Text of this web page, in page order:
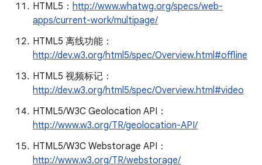
HTML5： http://www.whatwg.org/specs/web-
apps/current-work/multipage/
HTML5 离线功能：
http://dev.w3.org/html5/spec/Overview.html#offline
HTML5 视频标记：
http://dev.w3.org/html5/spec/Overview.html#video
HTML5/W3C Geolocation API：
http://www.w3.org/TR/geolocation-API/
HTML5/W3C Webstorage API：
http://www.w3.org/TR/webstorage/